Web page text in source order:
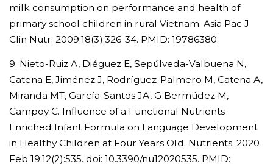
milk consumption on performance and health of
primary school children in rural Vietnam. Asia Pac J
Clin Nutr. 2009;18(3):326-34. PMID: 19786380.
9. Nieto-Ruiz A, Diéguez E, Sepúlveda-Valbuena N,
Catena E, Jiménez J, Rodríguez-Palmero M, Catena A,
Miranda MT, García-Santos JA, G Bermúdez M,
Campoy C. Influence of a Functional Nutrients-
Enriched Infant Formula on Language Development
in Healthy Children at Four Years Old. Nutrients. 2020
Feb 19;12(2):535. doi: 10.3390/nu12020535. PMID: